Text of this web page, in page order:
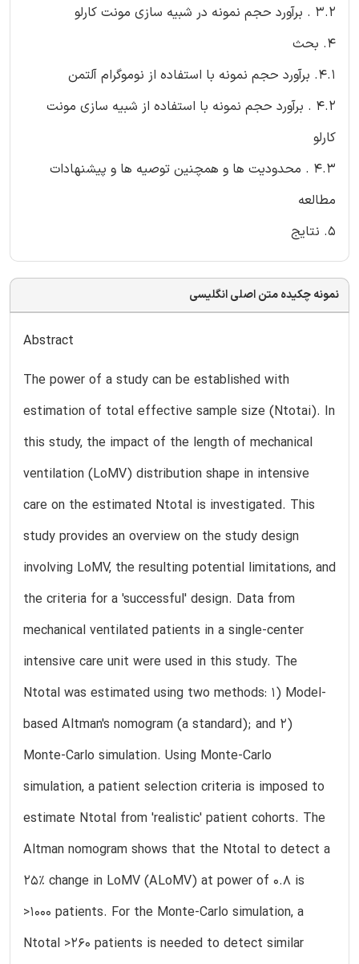
3.2 . برآورد حجم نمونه در شبیه سازی مونت کارلو
4. بحث
4.1. برآورد حجم نمونه با استفاده از نوموگرام آلتمن
4.2 . برآورد حجم نمونه با استفاده از شبیه سازی مونت
کارلو
4.3 . محدودیت ها و همچنین توصیه ها و پیشنهادات
مطالعه
5. نتایج
نمونه چکیده متن اصلی انگلیسی
Abstract
The power of a study can be established with
estimation of total effective sample size (Ntotai). In
this study, the impact of the length of mechanical
ventilation (LoMV) distribution shape in intensive
care on the estimated Ntotal is investigated. This
study provides an overview on the study design
involving LoMV, the resulting potential limitations, and
the criteria for a 'successful' design. Data from
mechanical ventilated patients in a single-center
intensive care unit were used in this study. The
Ntotal was estimated using two methods: 1) Model-
based Altman's nomogram (a standard); and 2)
Monte-Carlo simulation. Using Monte-Carlo
simulation, a patient selection criteria is imposed to
estimate Ntotal from 'realistic' patient cohorts. The
Altman nomogram shows that the Ntotal to detect a
25% change in LoMV (ALoMV) at power of 0.8 is
>1000 patients. For the Monte-Carlo simulation, a
Ntotal >260 patients is needed to detect similar